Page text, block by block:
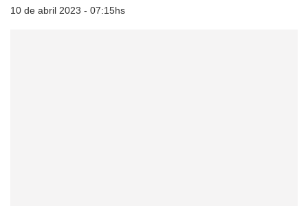
10 de abril 2023 - 07:15hs